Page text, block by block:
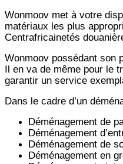
Wonmoov met à votre
matériaux les plus
Centrafricainetés
Wonmoov possédant son
Il en va de même pour le
garantir un service
Dans le cadre d’un
Déménagement de
Déménagement
Déménagement de
Déménagement en